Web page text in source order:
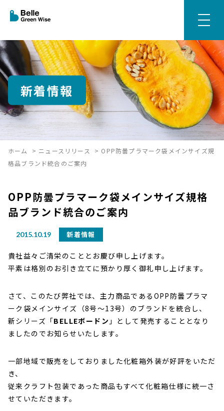
新着情報
ホーム > ニュースリリース > OPP防曇プラマーク袋メインサイズ規
格品ブランド統合のご案内
OPP防曇プラマーク袋メインサイズ規格
品ブランド統合のご案内
2015.10.19 新着情報
貴社益々ご清栄のこととお慶び申し上げます。
平素は格別のお引き立てに預かり厚く御礼申し上げます。
さて、このたび弊社では、主力商品であるOPP防曇プラマ
ーク袋メインサイズ（8号～13号）のブランドを統合し、
新シリーズ「BELLEボードン 」として発売することとなり
ましたのでお知らせいたします。
一部地域で販売をしておりました化粧箱外装が好評をいただ
き、
従来クラフト包装であった商品もすべて化粧箱仕様に統一さ
せていただきます。